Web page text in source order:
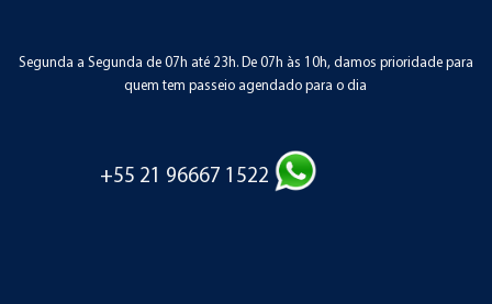
Segunda a Segunda de 07h até 23h. De 07h às 10h, damos prioridade para
quem tem passeio agendado para o dia
+55 21 96667 1522